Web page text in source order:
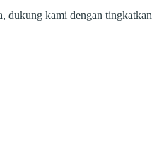
dukung kami dengan tingkatkan